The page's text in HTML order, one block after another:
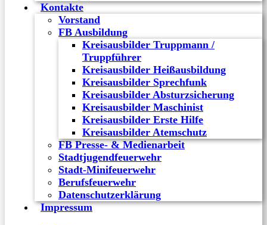
Kontakte
Vorstand
FB Ausbildung
Kreisausbilder Truppmann /
Truppführer
Kreisausbilder Heißausbildung
Kreisausbilder Sprechfunk
Kreisausbilder Absturzsicherung
Kreisausbilder Maschinist
Kreisausbilder Erste Hilfe
Kreisausbilder Atemschutz
FB Presse- & Medienarbeit
Stadtjugendfeuerwehr
Stadt-Minifeuerwehr
Berufsfeuerwehr
Datenschutzerklärung
Impressum